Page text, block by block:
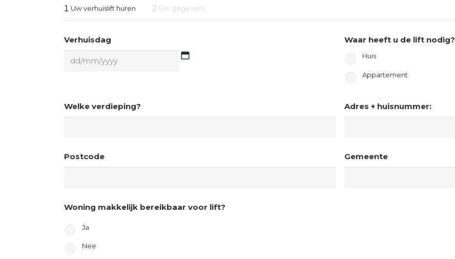
1 Uw verhuislift huren 2 Uw gegevens
Verhuisdag
Waar heeft u de lift nodig?
Huis
Appartement
Welke verdieping? Adres + huisnummer:
Postcode Gemeente
Woning makkelijk bereikbaar voor lift?
Ja
Nee